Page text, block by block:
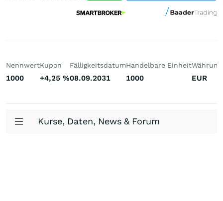
Nennwert
1000
Kupon
+4,25 %
Fälligkeitsdatum
08.09.2031
Handelbare Einheit
1000
Währung
EUR
Kurse, Daten, News & Forum